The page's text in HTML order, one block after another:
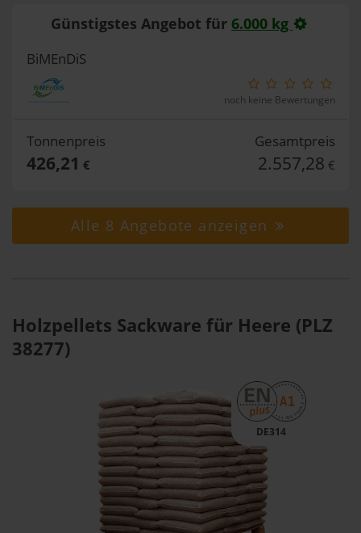
Günstigstes Angebot für 6.000 kg
BiMEnDiS
noch keine Bewertungen
Tonnenpreis
426,21 €
Gesamtpreis
2.557,28 €
Alle 8 Angebote anzeigen
Holzpellets Sackware für Heere (PLZ
38277)
DE314